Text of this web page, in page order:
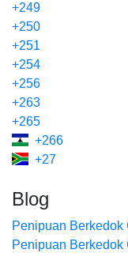
+249
+250
+251
+254
+256
+263
+265
+266
+27
Blog
Penipuan
Penipuan